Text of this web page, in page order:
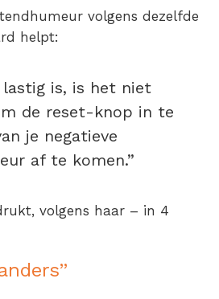
volgens dezelfde
helpt:
lastig is, is het niet
de reset-knop in te
je negatieve
af te komen.”
volgens haar – in 4